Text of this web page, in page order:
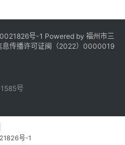
号-1 Powered by 福州市三
息传播许可证闽（2022）0000019
号
号-1